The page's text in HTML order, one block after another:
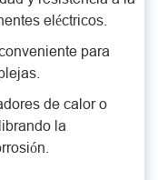
eléctricos.
para
de calor o
la